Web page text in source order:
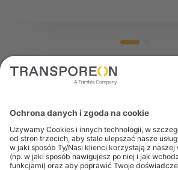
Zabezpiecz
przewozowe — wtedy,
potrzebujesz.